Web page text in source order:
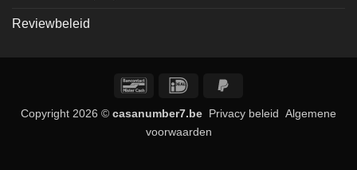
Reviewbeleid
BancontactIDeal
Copyright 2026 © casanumber7.be Privacy beleid Algemene
voorwaarden